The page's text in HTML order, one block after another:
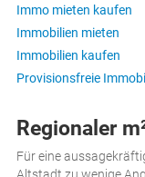
Immo mieten kaufen
Immobilien mieten
Immobilien kaufen
Provisionsfreie
Regionaler
Für eine